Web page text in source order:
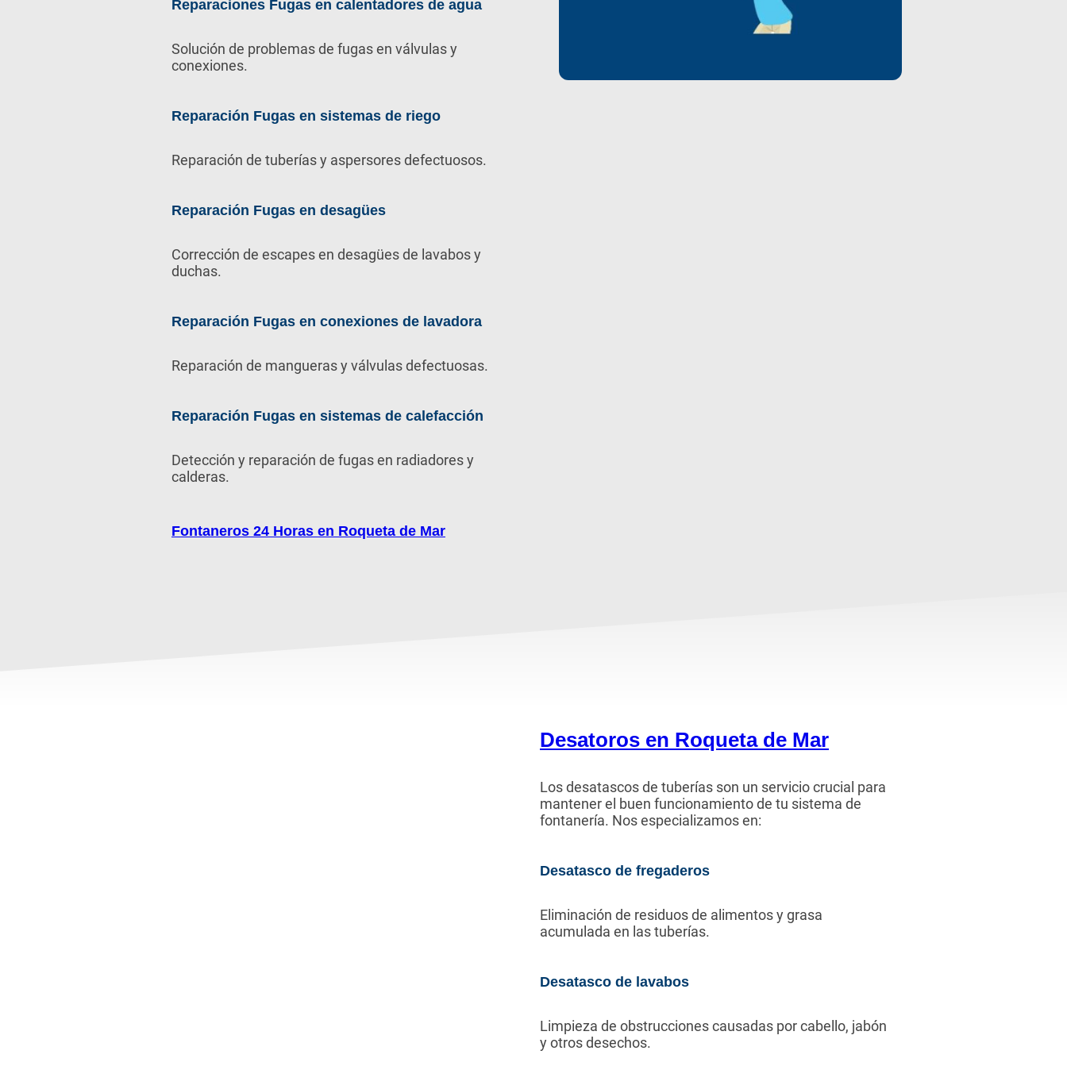
Reparaciones Fugas en calentadores de agua
Solución de problemas de fugas en válvulas y
conexiones.
Reparación Fugas en sistemas de riego
Reparación de tuberías y aspersores defectuosos.
Reparación Fugas en desagües
Corrección de escapes en desagües de lavabos y
duchas.
Reparación Fugas en conexiones de lavadora
Reparación de mangueras y válvulas defectuosas.
Reparación Fugas en sistemas de calefacción
Detección y reparación de fugas en radiadores y
calderas.
Fontaneros 24 Horas en Roqueta de Mar
Desatoros en Roqueta de Mar
Los desatascos de tuberías son un servicio crucial para
mantener el buen funcionamiento de tu sistema de
fontanería. Nos especializamos en:
Desatasco de fregaderos
Eliminación de residuos de alimentos y grasa
acumulada en las tuberías.
Desatasco de lavabos
Limpieza de obstrucciones causadas por cabello, jabón
y otros desechos.